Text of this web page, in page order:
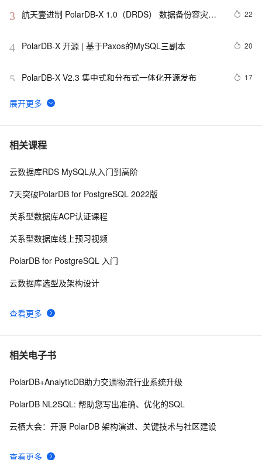
3 航天壹进制 PolarDB-X 1.0（DRDS） 数据备份容灾解
22
4 PolarDB-X 开源 | 基于Paxos的MySQL三副本 20
5 PolarDB-X V2.3 集中式和分布式一体化开源发布 17
6
Linux 环境 国产银河麒麟V10操作系统安装 Polardb-X
7 PolarDB-X 存储引擎核心技术 | Lizard分布式事务系统
8 PolarDB-X 企业级特性之行级访问权限控制
档的业务实践
10PolarDB-X最佳实践系列（三）：如何实现高效的分页
相关课程
查看更多
云数据库RDS MySQL从入门到高阶
7天突破PolarDB for PostgreSQL 2022版
关系型数据库ACP认证课程
关系型数据库线上预习视频
PolarDB for PostgreSQL 入门
云数据库选型及架构设计
相关电子书
查看更多
PolarDB+AnalyticDB助力交通物流行业系统升级
PolarDB NL2SQL: 帮助您写出准确、优化的SQL
云栖大会：开源 PolarDB 架构演进、关键技术与社区建设